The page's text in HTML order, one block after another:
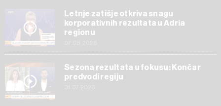
Letnje zatišje otkriva snagu
korporativnih rezultata u Adria
regionu
Sezona rezultata u fokusu: Končar
predvodi regiju